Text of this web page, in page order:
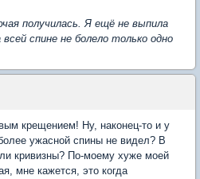
получилась. Я ещё не выпила
спине не болело только одно
крещением! Ну, наконец-то и у
ужасной спины не видел? В
кривизны? По-моему хуже моей
мне кажется, это когда